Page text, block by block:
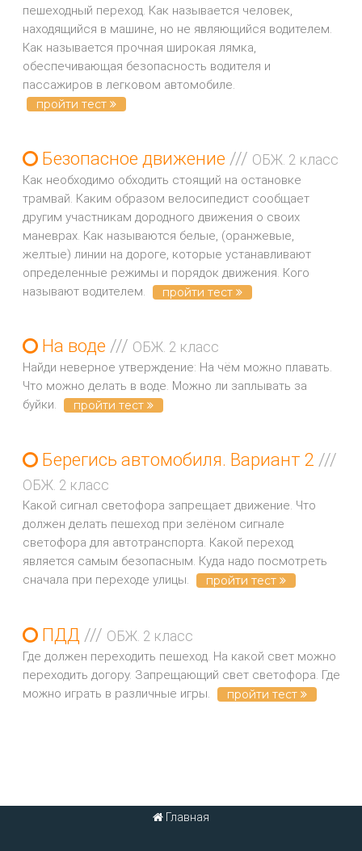
пешеходный переход. Как называется человек,
находящийся в машине, но не являющийся водителем.
Как называется прочная широкая лямка,
обеспечивающая безопасность водителя и
пассажиров в легковом автомобиле.
пройти тест
Безопасное движение /// ОБЖ. 2 класс
Как необходимо обходить стоящий на остановке
трамвай. Каким образом велосипедист сообщает
другим участникам дородного движения о своих
маневрах. Как называются белые, (оранжевые,
желтые) линии на дороге, которые устанавливают
определенные режимы и порядок движения. Кого
называют водителем.
пройти тест
На воде /// ОБЖ. 2 класс
Найди неверное утверждение: На чём можно плавать.
Что можно делать в воде. Можно ли заплывать за
буйки.
пройти тест
Берегись автомобиля. Вариант 2 ///
ОБЖ. 2 класс
Какой сигнал светофора запрещает движение. Что
должен делать пешеход при зелёном сигнале
светофора для автотранспорта. Какой переход
является самым безопасным. Куда надо посмотреть
сначала при переходе улицы.
пройти тест
ПДД /// ОБЖ. 2 класс
Где должен переходить пешеход. На какой свет можно
переходить догору. Запрещающий свет светофора. Где
можно играть в различные игры.
пройти тест
Главная